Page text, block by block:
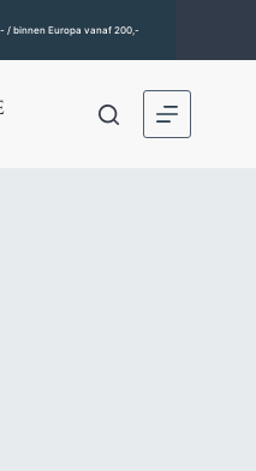
/ binnen Europa vanaf 200,-